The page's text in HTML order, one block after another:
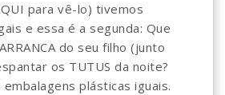
para vê-lo) tivemos
e essa é a segunda: Que
do seu filho (junto
os TUTUS da noite?
plásticas iguais.